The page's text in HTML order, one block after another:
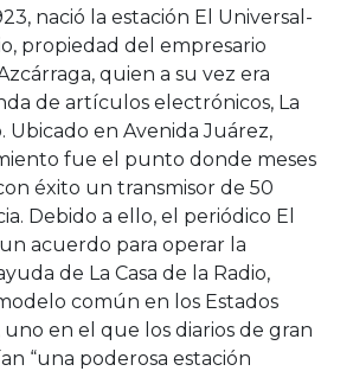
nació la estación El Universal-
propiedad del empresario
quien a su vez era
de artículos electrónicos, La
Ubicado en Avenida Juárez,
fue el punto donde meses
éxito un transmisor de 50
Debido a ello, el periódico El
acuerdo para operar la
de La Casa de la Radio,
común en los Estados
uno en el que los diarios de gran
“una poderosa estación